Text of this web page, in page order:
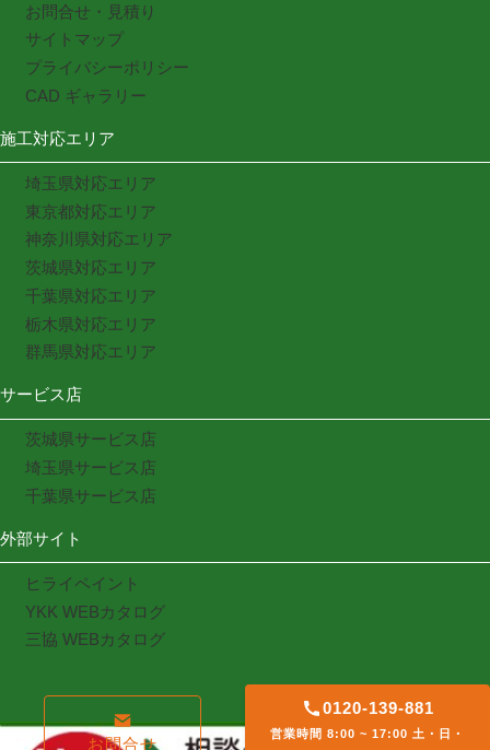
お問合せ・見積り
サイトマップ
プライバシーポリシー
CAD ギャラリー
施工対応エリア
埼玉県対応エリア
東京都対応エリア
神奈川県対応エリア
茨城県対応エリア
千葉県対応エリア
栃木県対応エリア
群馬県対応エリア
サービス店
茨城県サービス店
埼玉県サービス店
千葉県サービス店
外部サイト
ヒライペイント
YKK WEBカタログ
三協 WEBカタログ
お問合せ
0120-139-881
営業時間 8:00 ~ 17:00 土・日・